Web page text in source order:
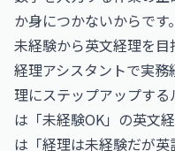
か身につかないからです。
未経験から英文経理を
経理アシスタントで実
理にステップアップす
は「未経験OK」の英文
は「経理は未経験だが